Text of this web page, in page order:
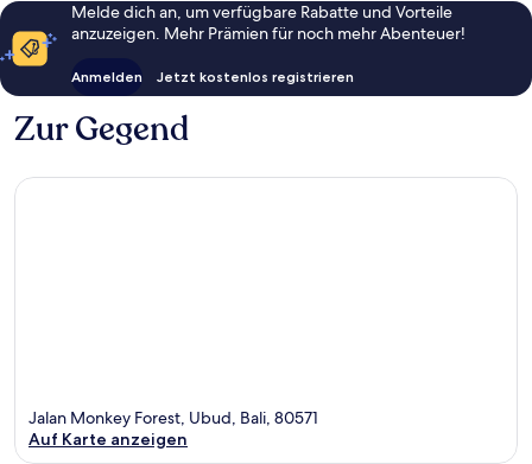
Melde dich an, um verfügbare Rabatte und Vorteile
anzuzeigen. Mehr Prämien für noch mehr Abenteuer!
Anmelden Jetzt kostenlos registrieren
Zur Gegend
Jalan Monkey Forest, Ubud, Bali, 80571
Auf Karte anzeigen